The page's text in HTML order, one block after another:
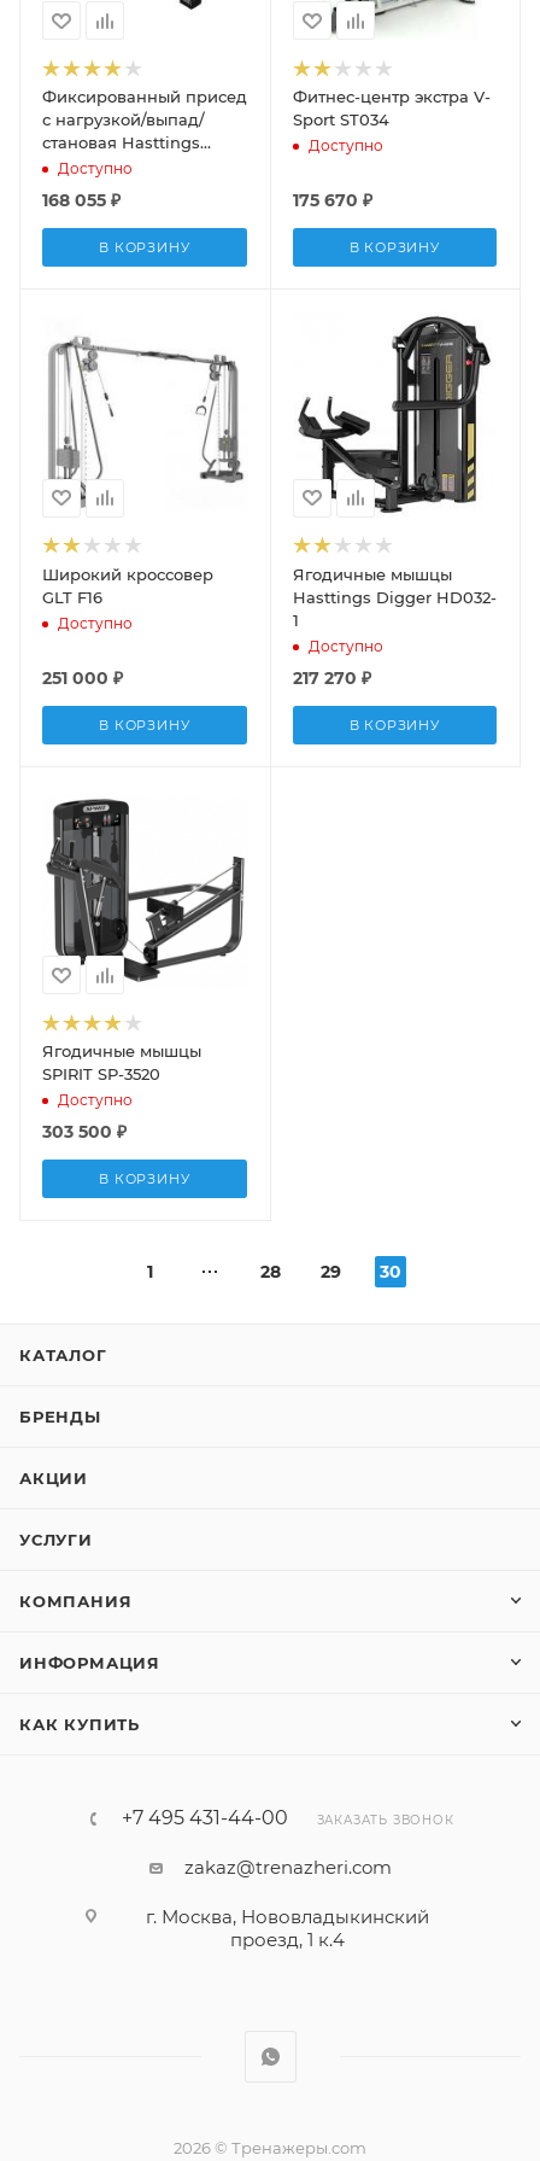
Фиксированный присед
с нагрузкой/выпад/
становая Hasttings
Digger HD023-2
Доступно
168 055 ₽
В КОРЗИНУ
Фитнес-центр экстра V-
Sport ST034
Доступно
175 670 ₽
В КОРЗИНУ
Широкий кроссовер
GLT F16
Доступно
251 000 ₽
В КОРЗИНУ
Ягодичные мышцы
Hasttings Digger HD032-
1
Доступно
217 270 ₽
В КОРЗИНУ
Ягодичные мышцы
SPIRIT SP-3520
Доступно
303 500 ₽
В КОРЗИНУ
1 28 29 30
КАТАЛОГ
БРЕНДЫ
АКЦИИ
УСЛУГИ
КОМПАНИЯ
ИНФОРМАЦИЯ
КАК КУПИТЬ
+7 495 431-44-00 ЗАКАЗАТЬ ЗВОНОК
zakaz@trenazheri.com
г. Москва, Нововладыкинский
проезд, 1 к.4
2026 © Тренажеры.com